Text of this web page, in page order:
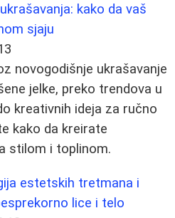
kako da vaš
sjaju
novogodišnje ukrašavanje
jelke, preko trendova u
kreativnih ideja za ručno
kako da kreirate
stilom i toplinom.
estetskih tretmana i
lice i telo